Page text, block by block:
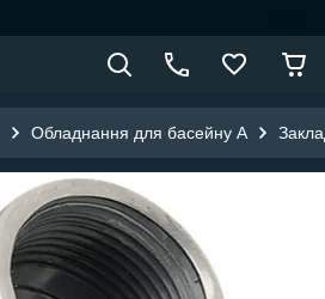
Обладнання для басейну A